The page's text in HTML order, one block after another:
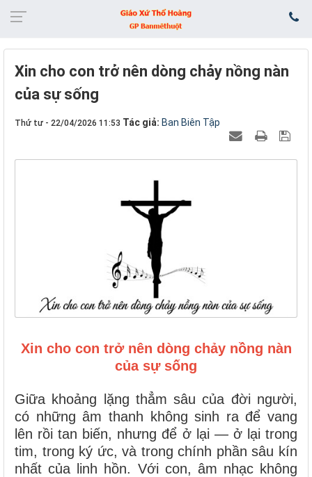
Xin cho con trở nên dòng chảy nồng nàn
của sự sống
Thứ tư - 22/04/2026 11:53 Tác giả: Ban Biên Tập
Xin cho con trở nên dòng chảy nồng nàn
của sự sống
Giữa khoảng lặng thẳm sâu của đời người,
có những âm thanh không sinh ra để vang
lên rồi tan biến, nhưng để ở lại — ở lại trong
tim, trong ký ức, và trong chính phần sâu kín
nhất của linh hồn. Với con, âm nhạc không